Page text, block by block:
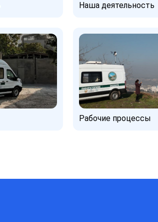
Наша деятельность
Рабочие процессы